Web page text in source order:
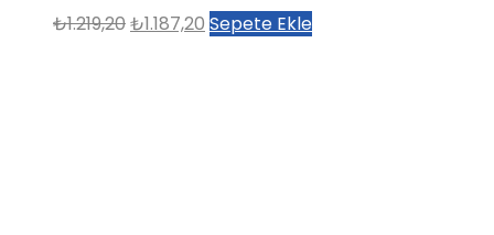
₺1.219,20Orijinal
₺1.187,20 Şu
Sepete Ekle